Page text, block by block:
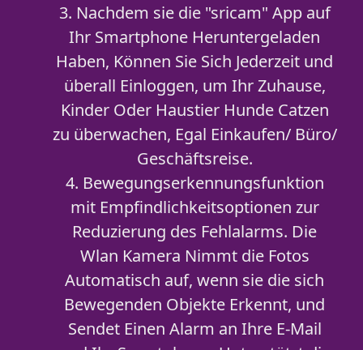
3. Nachdem sie die "sricam" App auf
Ihr Smartphone Heruntergeladen
Haben, Können Sie Sich Jederzeit und
überall Einloggen, um Ihr Zuhause,
Kinder Oder Haustier Hunde Catzen
zu überwachen, Egal Einkaufen/ Büro/
Geschäftsreise.
4. Bewegungserkennungsfunktion
mit Empfindlichkeitsoptionen zur
Reduzierung des Fehlalarms. Die
Wlan Kamera Nimmt die Fotos
Automatisch auf, wenn sie die sich
Bewegenden Objekte Erkennt, und
Sendet Einen Alarm an Ihre E-Mail